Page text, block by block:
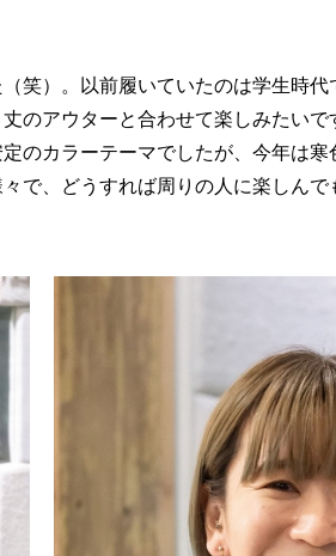
笑）。以前履いていたのは学生時代
のアウターと合わせて楽しみたいで
のカラーテーマでしたが、今年は
で、どうすれば周りの人に楽しん